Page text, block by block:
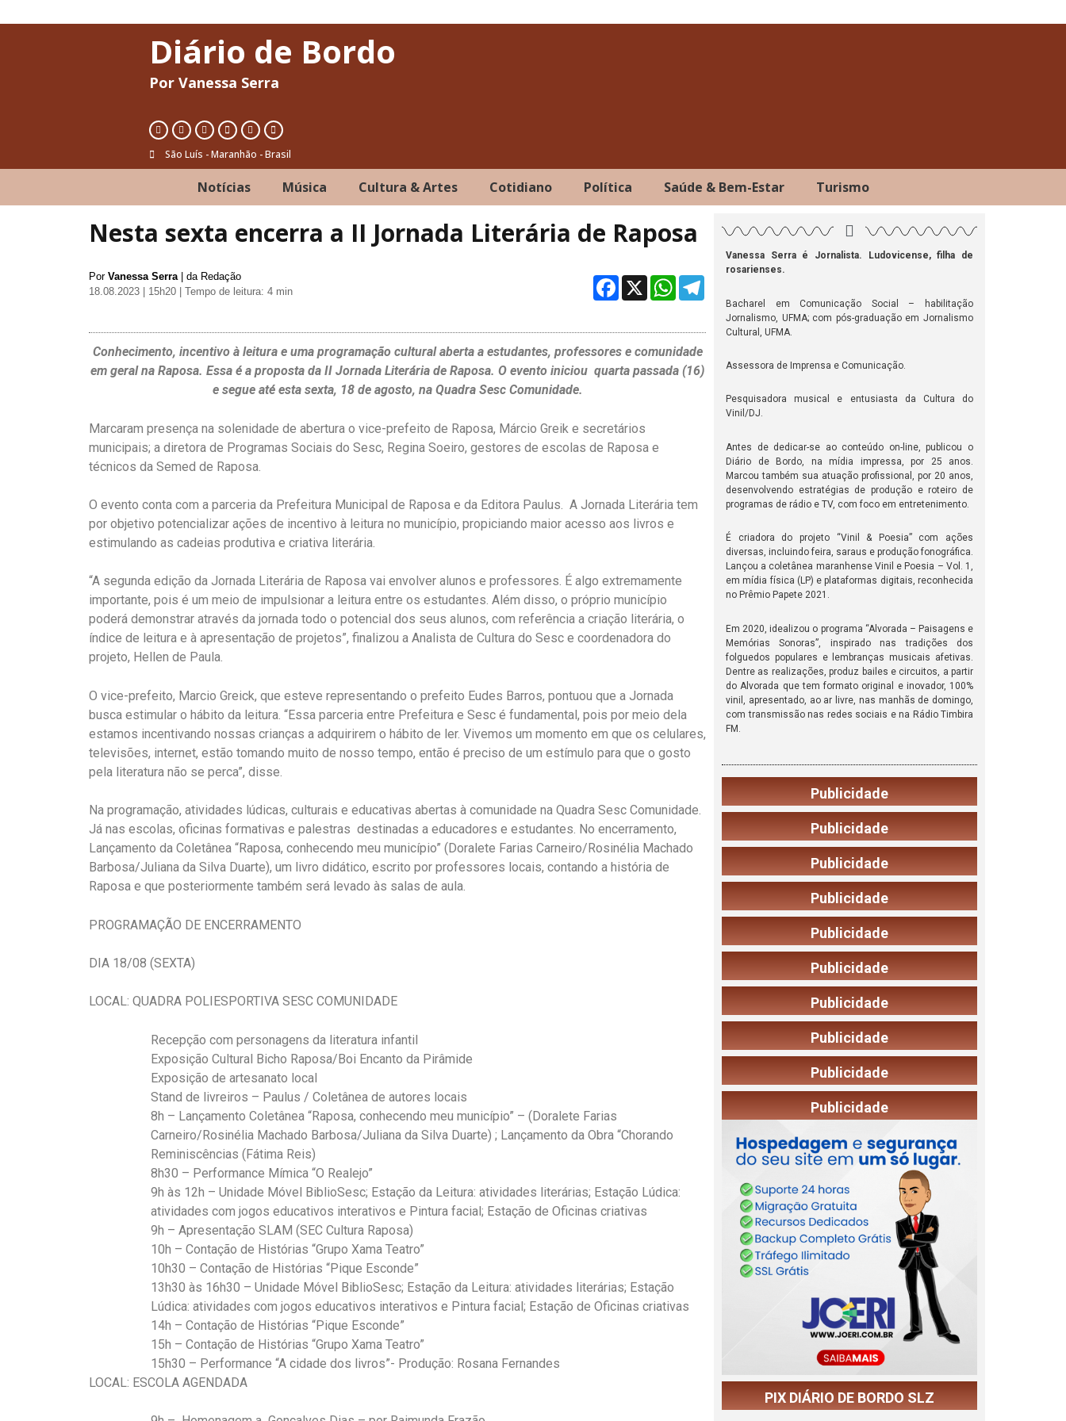
Diário de Bordo
Por Vanessa Serra
São Luís - Maranhão - Brasil
Notícias Música Cultura & Artes Cotidiano Política Saúde & Bem-Estar Turismo
Nesta sexta encerra a II Jornada Literária de Raposa
Por Vanessa Serra| da Redação
18.08.2023 | 15h20
| Tempo de leitura: 4 min Facebook
X WhatsApp
Conhecimento, incentivo à leitura e uma programação cultural aberta a estudantes, professores e comunidade
em geral na Raposa. Essa é a proposta da II Jornada Literária de Raposa. O evento iniciou quarta passada (16)
e segue até esta sexta, 18 de agosto, na Quadra Sesc Comunidade.
Marcaram presença na solenidade de abertura o vice-prefeito de Raposa, Márcio Greik e secretários
municipais; a diretora de Programas Sociais do Sesc, Regina Soeiro, gestores de escolas de Raposa e
técnicos da Semed de Raposa.
O evento conta com a parceria da Prefeitura Municipal de Raposa e da Editora Paulus. A Jornada Literária tem
por objetivo potencializar ações de incentivo à leitura no município, propiciando maior acesso aos livros e
estimulando as cadeias produtiva e criativa literária.
“A segunda edição da Jornada Literária de Raposa vai envolver alunos e professores. É algo extremamente
importante, pois é um meio de impulsionar a leitura entre os estudantes. Além disso, o próprio município
poderá demonstrar através da jornada todo o potencial dos seus alunos, com referência a criação literária, o
índice de leitura e à apresentação de projetos”, finalizou a Analista de Cultura do Sesc e coordenadora do
projeto, Hellen de Paula.
O vice-prefeito, Marcio Greick, que esteve representando o prefeito Eudes Barros, pontuou que a Jornada
busca estimular o hábito da leitura. “Essa parceria entre Prefeitura e Sesc é fundamental, pois por meio dela
estamos incentivando nossas crianças a adquirirem o hábito de ler. Vivemos um momento em que os celulares,
televisões, internet, estão tomando muito de nosso tempo, então é preciso de um estímulo para que o gosto
pela literatura não se perca”, disse.
Na programação, atividades lúdicas, culturais e educativas abertas à comunidade na Quadra Sesc Comunidade.
Já nas escolas, oficinas formativas e palestras destinadas a educadores e estudantes. No encerramento,
Lançamento da Coletânea “Raposa, conhecendo meu município” (Doralete Farias Carneiro/Rosinélia Machado
Barbosa/Juliana da Silva Duarte), um livro didático, escrito por professores locais, contando a história de
Raposa e que posteriormente também será levado às salas de aula.
PROGRAMAÇÃO DE ENCERRAMENTO
DIA 18/08 (SEXTA)
LOCAL: QUADRA POLIESPORTIVA SESC COMUNIDADE
Recepção com personagens da literatura infantil
Exposição Cultural Bicho Raposa/Boi Encanto da Pirâmide
Exposição de artesanato local
Stand de livreiros – Paulus / Coletânea de autores locais
8h – Lançamento Coletânea “Raposa, conhecendo meu município” – (Doralete Farias
Carneiro/Rosinélia Machado Barbosa/Juliana da Silva Duarte) ; Lançamento da Obra “Chorando
Reminiscências (Fátima Reis)
8h30 – Performance Mímica “O Realejo”
9h às 12h – Unidade Móvel BiblioSesc; Estação da Leitura: atividades literárias; Estação Lúdica:
atividades com jogos educativos interativos e Pintura facial; Estação de Oficinas criativas
9h – Apresentação SLAM (SEC Cultura Raposa)
10h – Contação de Histórias “Grupo Xama Teatro”
10h30 – Contação de Histórias “Pique Esconde”
13h30 às 16h30 – Unidade Móvel BiblioSesc; Estação da Leitura: atividades literárias; Estação
Lúdica: atividades com jogos educativos interativos e Pintura facial; Estação de Oficinas criativas
14h – Contação de Histórias “Pique Esconde”
15h – Contação de Histórias “Grupo Xama Teatro”
15h30 – Performance “A cidade dos livros”- Produção: Rosana Fernandes
LOCAL: ESCOLA AGENDADA
Vanessa Serra é Jornalista. Ludovicense, filha de
rosarienses.
Bacharel em Comunicação Social – habilitação
Jornalismo, UFMA; com pós-graduação em Jornalismo
Cultural, UFMA.
Assessora de Imprensa e Comunicação.
Pesquisadora musical e entusiasta da Cultura do
Vinil/DJ.
Antes de dedicar-se ao conteúdo on-line, publicou o
Diário de Bordo, na mídia impressa, por 25 anos.
Marcou também sua atuação profissional, por 20 anos,
desenvolvendo estratégias de produção e roteiro de
programas de rádio e TV, com foco em entretenimento.
É criadora do projeto “Vinil & Poesia” com ações
diversas, incluindo feira, saraus e produção fonográfica.
Lançou a coletânea maranhense Vinil e Poesia – Vol. 1,
em mídia física (LP) e plataformas digitais, reconhecida
no Prêmio Papete 2021.
Em 2020, idealizou o programa “Alvorada – Paisagens e
Memórias Sonoras”, inspirado nas tradições dos
folguedos populares e lembranças musicais afetivas.
Dentre as realizações, produz bailes e circuitos, a partir
do Alvorada que tem formato original e inovador, 100%
vinil, apresentado, ao ar livre, nas manhãs de domingo,
com transmissão nas redes sociais e na Rádio Timbira
FM.
Publicidade
Publicidade
Publicidade
Publicidade
Publicidade
Publicidade
Publicidade
Publicidade
Publicidade
Publicidade
PIX DIÁRIO DE BORDO SLZ